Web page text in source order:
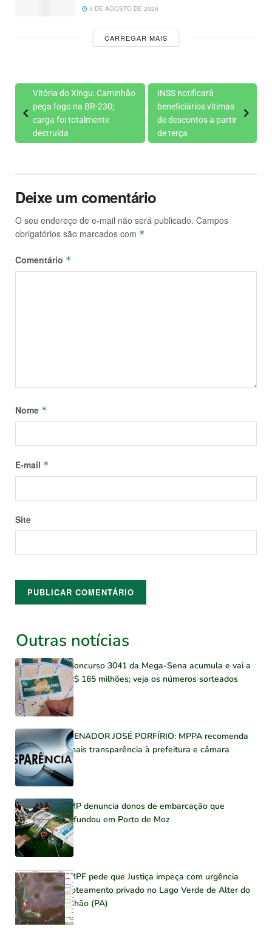
5 DE AGOSTO DE 2026
CARREGAR MAIS
Vitória do Xingu: Caminhão
pega fogo na BR-230;
carga foi totalmente
destruída
INSS notificará
beneficiários vítimas
de descontos a partir
de terça
Deixe um comentário
O seu endereço de e-mail não será publicado. Campos
obrigatórios são marcados com *
Comentário *
Nome *
E-mail *
Site
Outras notícias
Concurso 3041 da Mega-Sena acumula e vai a
R$ 165 milhões; veja os números sorteados
SENADOR JOSÉ PORFÍRIO: MPPA recomenda
mais transparência à prefeitura e câmara
MP denuncia donos de embarcação que
afundou em Porto de Moz
MPF pede que Justiça impeça com urgência
loteamento privado no Lago Verde de Alter do
Chão (PA)